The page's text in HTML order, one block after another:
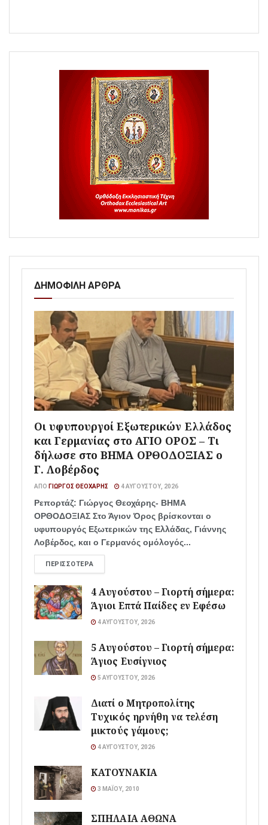
ΔΗΜΟΦΙΛΗ ΑΡΘΡΑ
Οι υφυπουργοί Εξωτερικών Ελλάδος
και Γερμανίας στο ΑΓΙΟ ΟΡΟΣ – Τι
δήλωσε στο ΒΗΜΑ ΟΡΘΟΔΟΞΙΑΣ ο
Γ. Λοβέρδος
ΑΠΌ ΓΙΏΡΓΟΣ ΘΕΟΧΆΡΗΣ 4 ΑΥΓΟΎΣΤΟΥ, 2026
Ρεπορτάζ: Γιώργος Θεοχάρης- ΒΗΜΑ
ΟΡΘΟΔΟΞΙΑΣ Στο Άγιον Όρος βρίσκονται ο
υφυπουργός Εξωτερικών της Ελλάδας, Γιάννης
Λοβέρδος, και ο Γερμανός ομόλογός...
ΠΕΡΙΣΣΌΤΕΡΑ
4 Αυγούστου – Γιορτή σήμερα:
Άγιοι Επτά Παίδες εν Εφέσω
4 ΑΥΓΟΎΣΤΟΥ, 2026
5 Αυγούστου – Γιορτή σήμερα:
Άγιος Ευσίγνιος
5 ΑΥΓΟΎΣΤΟΥ, 2026
Διατί ο Μητροπολίτης
Τυχικός ηρνήθη να τελέση
μικτούς γάμους;
4 ΑΥΓΟΎΣΤΟΥ, 2026
ΚΑΤΟΥΝΑΚΙΑ
3 ΜΑΪ́ΟΥ, 2010
ΣΠΗΛΑΙΑ ΑΘΩΝΑ